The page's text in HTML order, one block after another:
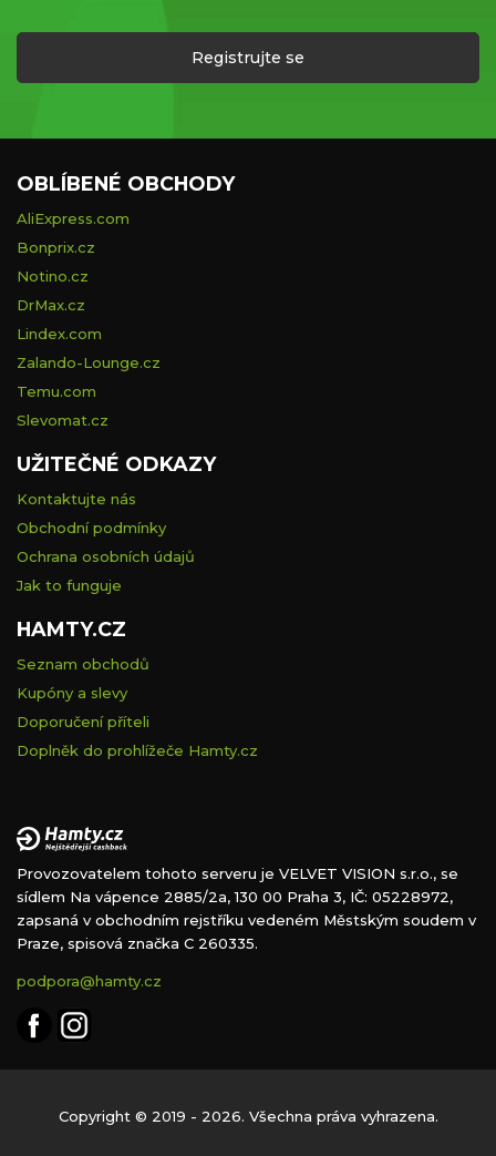
Registrujte se
Provozovatelem tohoto serveru je VELVET VISION s.r.o., se
sídlem Na vápence 2885/2a, 130 00 Praha 3, IČ: 05228972,
zapsaná v obchodním rejstříku vedeném Městským soudem v
Praze, spisová značka C 260335.
podpora@hamty.cz
OBLÍBENÉ OBCHODY
AliExpress.com
Bonprix.cz
Notino.cz
DrMax.cz
Lindex.com
Zalando-Lounge.cz
Temu.com
Slevomat.cz
UŽITEČNÉ ODKAZY
Kontaktujte nás
Obchodní podmínky
Ochrana osobních údajů
Jak to funguje
HAMTY.CZ
Seznam obchodů
Kupóny a slevy
Doporučení příteli
Doplněk do prohlížeče Hamty.cz
Copyright © 2019 - 2026. Všechna práva vyhrazena.